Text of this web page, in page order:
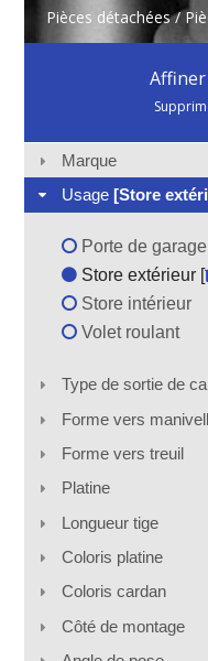
Pièces détachées /
Marque
Usage [Store
Porte de
Store extérieur [
Store intérieur
Volet roulant
Type de sortie de
Forme vers
Forme vers treuil
Platine
Longueur tige
Coloris platine
Coloris cardan
Côté de montage